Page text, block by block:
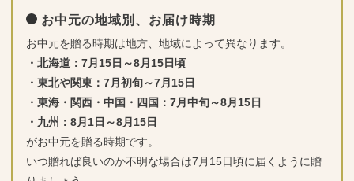
お中元の地域別、お届け時期
お中元を贈る時期は地方、地域によって異なります。
・北海道：7月15日～8月15日頃
・東北や関東：7月初旬～7月15日
・東海・関西・中国・四国：7月中旬～8月15日
・九州：8月1日～8月15日
がお中元を贈る時期です。
いつ贈れば良いのか不明な場合は7月15日頃に届くように贈